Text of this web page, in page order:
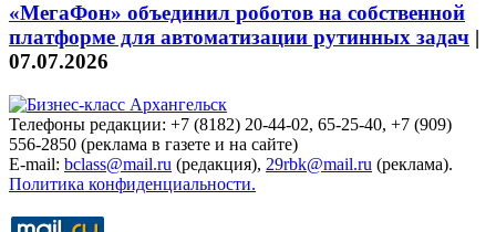
«МегаФон» объединил роботов на собственной
платформе для автоматизации рутинных задач |
07.07.2026
Телефоны редакции: +7 (8182) 20-44-02, 65-25-40, +7 (909)
556-2850 (реклама в газете и на сайте)
E-mail: bclass@mail.ru (редакция), 29rbk@mail.ru (реклама).
Политика конфиденциальности.